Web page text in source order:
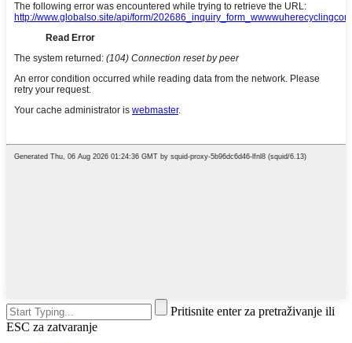
Pritisnite enter za pretraživanje ili
ESC za zatvaranje